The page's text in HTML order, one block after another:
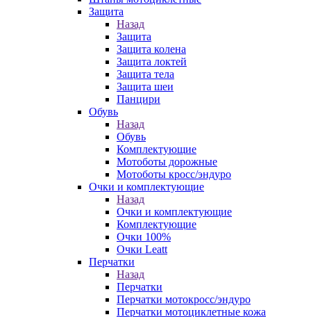
Защита
Назад
Защита
Защита колена
Защита локтей
Защита тела
Защита шеи
Панцири
Обувь
Назад
Обувь
Комплектующие
Мотоботы дорожные
Мотоботы кросс/эндуро
Очки и комплектующие
Назад
Очки и комплектующие
Комплектующие
Очки 100%
Очки Leatt
Перчатки
Назад
Перчатки
Перчатки мотокросс/эндуро
Перчатки мотоциклетные кожа